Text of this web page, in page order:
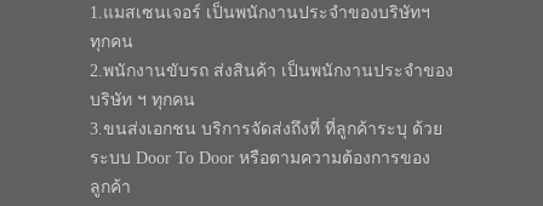
1.แมสเซนเจอร์ เป็นพนักงานประจำของบริษัทฯ
ทุกคน
2.พนักงานขับรถ ส่งสินค้า เป็นพนักงานประจำของ
บริษัท ฯ ทุกคน
3.ขนส่งเอกชน บริการจัดส่งถึงที่ ที่ลูกค้าระบุ ด้วย
ระบบ Door To Door หรือตามความต้องการของ
ลูกค้า